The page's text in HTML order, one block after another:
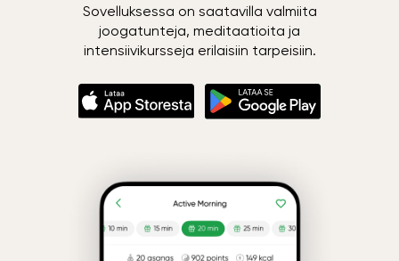
Sovelluksessa on saatavilla valmiita
joogatunteja, meditaatioita ja
intensiivikursseja erilaisiin tarpeisiin.